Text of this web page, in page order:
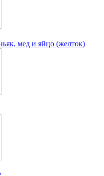
мед и яйцо (желток)